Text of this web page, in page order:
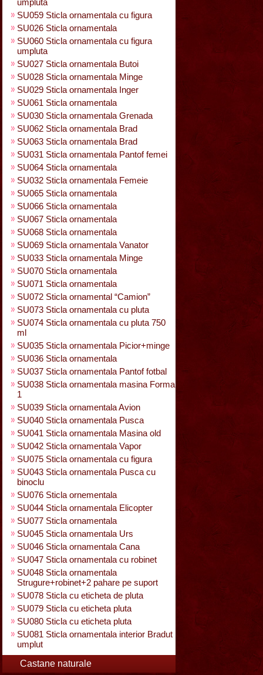
umpluta
SU059 Sticla ornamentala cu figura
SU026 Sticla ornamentala
SU060 Sticla ornamentala cu figura
umpluta
SU027 Sticla ornamentala Butoi
SU028 Sticla ornamentala Minge
SU029 Sticla ornamentala Inger
SU061 Sticla ornamentala
SU030 Sticla ornamentala Grenada
SU062 Sticla ornamentala Brad
SU063 Sticla ornamentala Brad
SU031 Sticla ornamentala Pantof femei
SU064 Sticla ornamentala
SU032 Sticla ornamentala Femeie
SU065 Sticla ornamentala
SU066 Sticla ornamentala
SU067 Sticla ornamentala
SU068 Sticla ornamentala
SU069 Sticla ornamentala Vanator
SU033 Sticla ornamentala Minge
SU070 Sticla ornamentala
SU071 Sticla ornamentala
SU072 Sticla ornamental “Camion”
SU073 Sticla ornamentala cu pluta
SU074 Sticla ornamentala cu pluta 750
ml
SU035 Sticla ornamentala Picior+minge
SU036 Sticla ornamentala
SU037 Sticla ornamentala Pantof fotbal
SU038 Sticla ornamentala masina Forma
1
SU039 Sticla ornamentala Avion
SU040 Sticla ornamentala Pusca
SU041 Sticla ornamentala Masina old
SU042 Sticla ornamentala Vapor
SU075 Sticla ornamentala cu figura
SU043 Sticla ornamentala Pusca cu
binoclu
SU076 Sticla ornementala
SU044 Sticla ornamentala Elicopter
SU077 Sticla ornamentala
SU045 Sticla ornamentala Urs
SU046 Sticla ornamentala Cana
SU047 Sticla ornamentala cu robinet
SU048 Sticla ornamentala
Strugure+robinet+2 pahare pe suport
SU078 Sticla cu eticheta de pluta
SU079 Sticla cu eticheta pluta
SU080 Sticla cu eticheta pluta
SU081 Sticla ornamentala interior Bradut
umplut
Castane naturale